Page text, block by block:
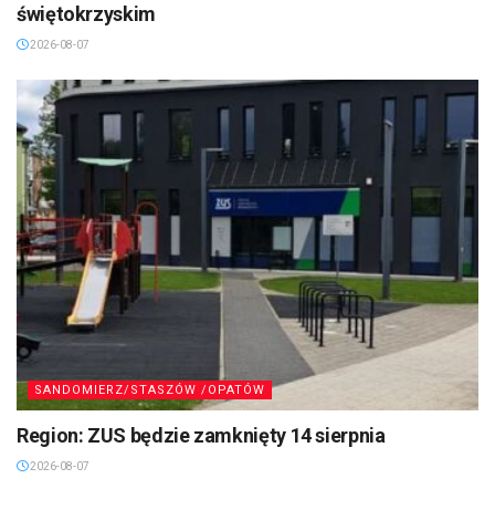
świętokrzyskim
2026-08-07
SANDOMIERZ/STASZÓW /OPATÓW
Region: ZUS będzie zamknięty 14 sierpnia
2026-08-07